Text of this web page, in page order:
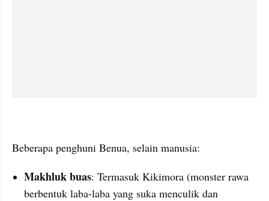
Beberapa penghuni Benua, selain manusia:
Makhluk buas: Termasuk Kikimora (monster rawa
berbentuk laba-laba yang suka menculik dan